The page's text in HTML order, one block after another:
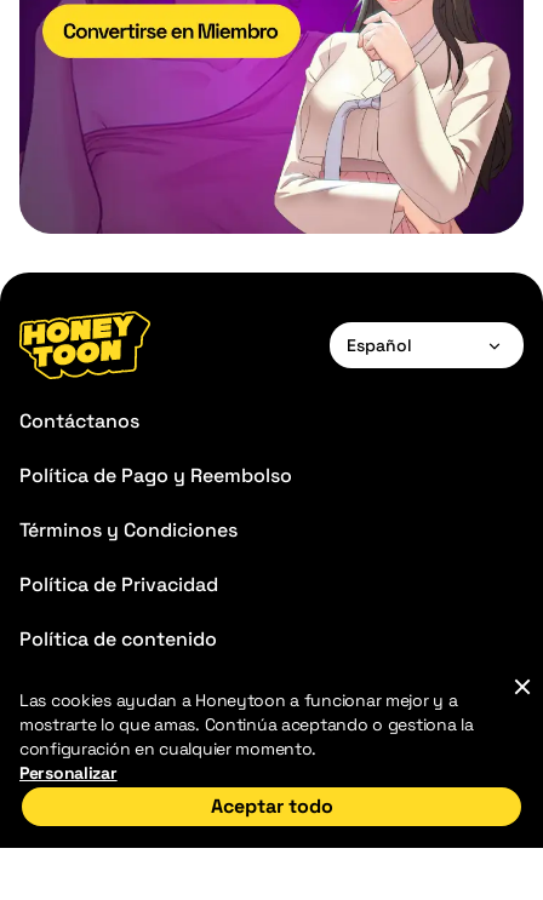
Español
Contáctanos
Política de Pago y Reembolso
Términos y Condiciones
Política de Privacidad
Política de contenido
Preguntas frecuentes
Blog
Inicio Descubrir Mi Biblioteca
Las cookies ayudan a Honeytoon a funcionar mejor y a
mostrarte lo que amas. Continúa aceptando o gestiona la
configuración en cualquier momento.
Personalizar
Aceptar todo